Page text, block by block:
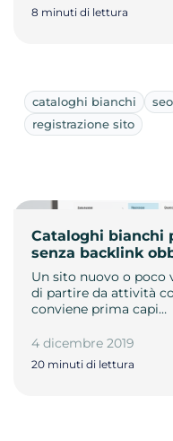
8 minuti di lettura
cataloghi bianchi seo
registrazione sito
Cataloghi bianchi
senza backlink
Un sito nuovo o poco
di partire da attività
conviene prima capi…
4 dicembre 2019
20 minuti di lettura